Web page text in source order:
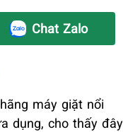
Chat Zalo
máy giặt nổi
dụng, cho thấy đây